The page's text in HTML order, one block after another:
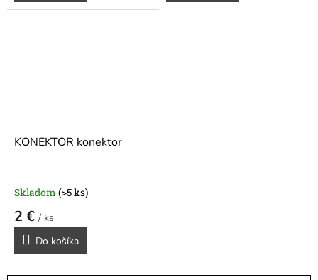
KONEKTOR konektor
Skladom (>5 ks)
2 € / ks
Do košíka